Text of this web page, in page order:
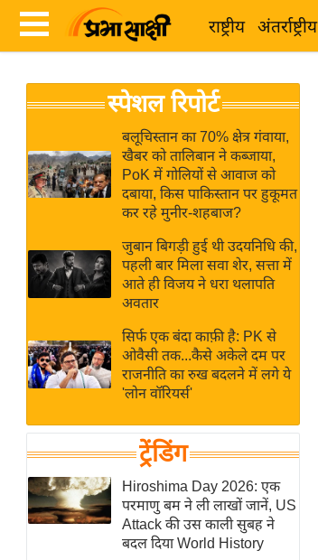
राष्ट्रीय अंतर्राष्ट्रीय
News
Hindi
Hindi
Live
News in
Hindi
News
Hindi
Videos
ब
र
अंतर्राष्ट्रीय
बिज़नेस
उद्योग
विशेषज्ञ
राय
खेल
क्रिकेट
IPL
2026
स्पेशल रिपोर्ट
बलूचिस्तान का 70% क्षेत्र गंवाया,
खैबर को तालिबान ने कब्जाया,
PoK में गोलियों से आवाज को
दबाया, किस पाकिस्तान पर हुकूमत
कर रहे मुनीर-शहबाज?
जुबान बिगड़ी हुई थी उदयनिधि की,
पहली बार मिला सवा शेर, सत्ता में
आते ही विजय ने धरा थलापति
अवतार
सिर्फ एक बंदा काफ़ी है: PK से
ओवैसी तक...कैसे अकेले दम पर
राजनीति का रुख बदलने में लगे ये
'लोन वॉरियर्स'
ट्रेंडिंग
Hiroshima Day 2026: एक
परमाणु बम ने ली लाखों जानें, US
Attack की उस काली सुबह ने
बदल दिया World History